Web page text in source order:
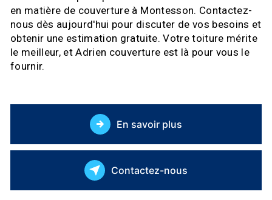
en matière de couverture à Montesson. Contactez-
nous dès aujourd'hui pour discuter de vos besoins et
obtenir une estimation gratuite. Votre toiture mérite
le meilleur, et Adrien couverture est là pour vous le
fournir.
En savoir plus
Contactez-nous